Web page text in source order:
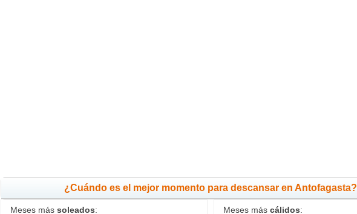
¿Cuándo es el mejor momento para descansar en Antofagasta?
Meses mássoleados:
Meses máscálidos: